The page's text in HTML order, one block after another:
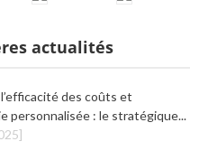
actualités
des coûts et
personnalisée : le stratégique...